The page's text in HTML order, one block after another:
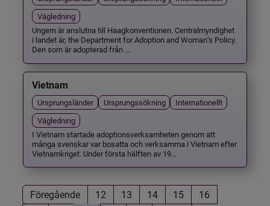
Vägledning
Ungern är anslutna till Haagkonventionen. Centralmyndighet
i landet är, the Department for Adoption and Woman’s Policy.
Den som är adopterad från ...
Vietnam
Ursprungsländer Ursprungssökning
Internationellt
Vägledning
I Vietnam startade adoptionsverksamheten genom att
många svenskar var bosatta och verksamma i Vietnam efter
Vietnamkriget. Under första hälften av 19...
Föregående 12 13 14 15
16